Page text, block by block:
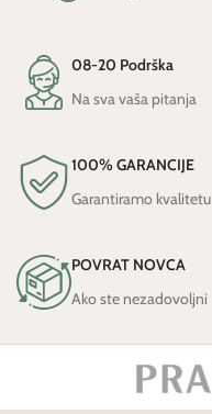
08-20 Podrška
Na sva vaša pitanja
100% GARANCIJE
Garantiramo kvalitetu
POVRAT NOVCA
Ako ste nezadovoljni